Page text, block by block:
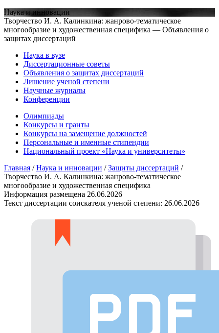
Наука и инновации
Творчество И. А. Калинкина: жанрово-тематическое
многообразие и художественная специфика — Объявления о
защитах диссертаций
Наука в вузе
Диссертационные советы
Объявления о защитах диссертаций
Лишение ученой степени
Научные журналы
Конференции
Олимпиады
Конкурсы и гранты
Конкурсы на замещение должностей
Персональные и именные стипендии
Национальный проект «Наука и университеты»
Главная /Наука и инновации /Защиты диссертаций /
Творчество И. А. Калинкина: жанрово-тематическое
многообразие и художественная специфика
Информация размещена 26.06.2026
Текст диссертации соискателя ученой степени: 26.06.2026